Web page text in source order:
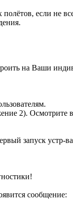
если не
на Ваши
2).
запуск устр-
сообщение: